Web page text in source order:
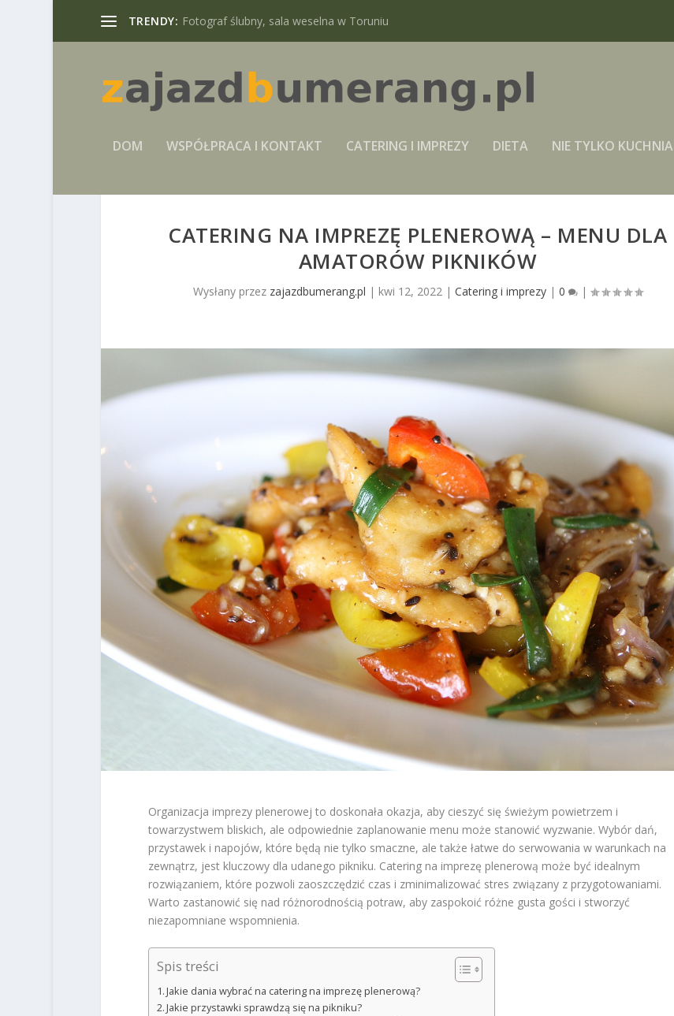
TRENDY: Fotograf ślubny, sala weselna w Toruniu
DOM WSPÓŁPRACA I KONTAKT CATERING I IMPREZY DIETA NIE TYLKO KUCHNIA
CATERING NA IMPREZĘ PLENEROWĄ – MENU DLA
AMATORÓW PIKNIKÓW
Wysłany przez zajazdbumerang.pl | kwi 12, 2022| Catering i imprezy| 0 |
Organizacja imprezy plenerowej to doskonała okazja, aby cieszyć się świeżym powietrzem i
towarzystwem bliskich, ale odpowiednie zaplanowanie menu może stanowić wyzwanie. Wybór dań,
przystawek i napojów, które będą nie tylko smaczne, ale także łatwe do serwowania w warunkach na
zewnątrz, jest kluczowy dla udanego pikniku. Catering na imprezę plenerową może być idealnym
rozwiązaniem, które pozwoli zaoszczędzić czas i zminimalizować stres związany z przygotowaniami.
Warto zastanowić się nad różnorodnością potraw, aby zaspokoić różne gusta gości i stworzyć
niezapomniane wspomnienia.
Spis treści
Jakie dania wybrać na catering na imprezę plenerową?
Jakie przystawki sprawdzą się na pikniku?